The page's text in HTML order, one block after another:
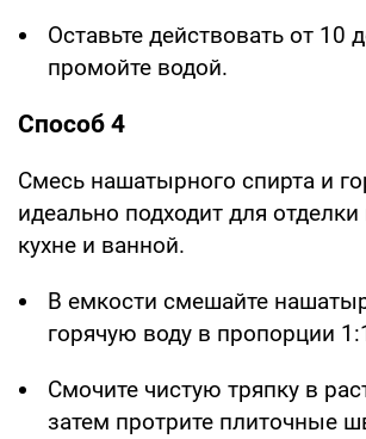
Оставьте действовать от 10
промойте водой.
Способ 4
Смесь нашатырного спирта и
идеально подходит для
кухне и ванной.
В емкости смешайте
горячую воду в пропорции
Смочите чистую тряпку в
затем протрите плиточные